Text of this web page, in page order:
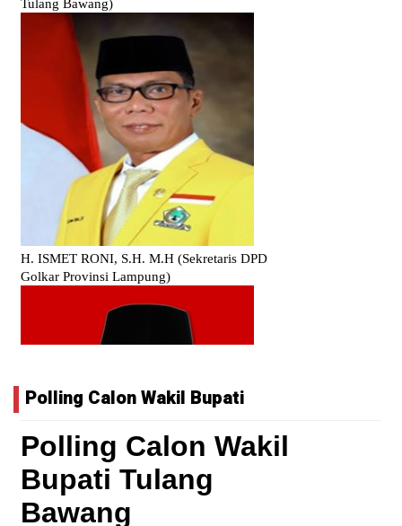
Polling Calon Wakil Bupati